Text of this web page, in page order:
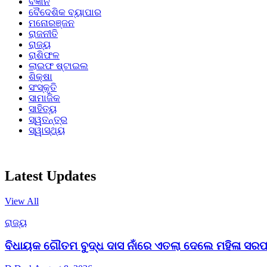
ବୈଦେଶିକ ବ୍ୟାପାର
ମନୋରଞ୍ଜନ
ରାଜନୀତି
ରାଜ୍ୟ
ରାଶିଫଳ
ଲାଇଫ ଷ୍ଟାଇଲ
ଶିକ୍ଷା
ସଂସ୍କୃତି
ସାମାଜିକ
ସାହିତ୍ୟ
ସ୍ୱତନ୍ତ୍ର
ସ୍ୱାସ୍ଥ୍ୟ
Latest Updates
View All
ରାଜ୍ୟ
ବିଧାୟକ ଗୌତମ ବୁଦ୍ଧ ଦାସ ନାଁରେ ଏତଲା ଦେଲେ ମହିଳା